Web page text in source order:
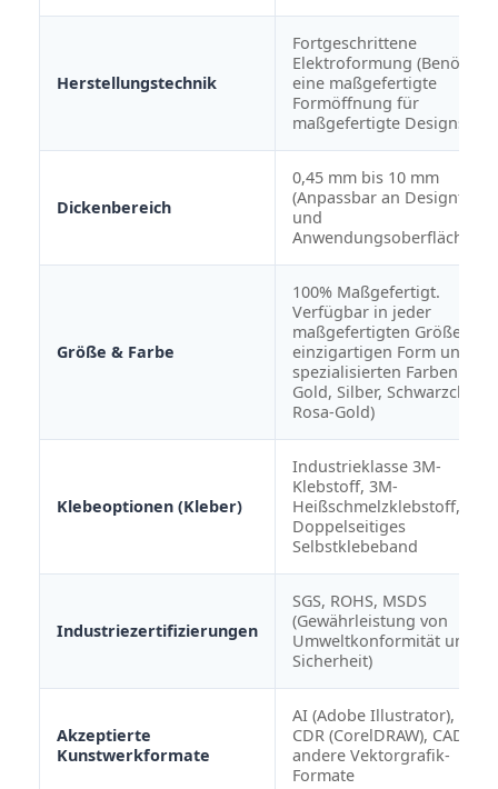
Herstellungstechnik
Fortgeschrittene
Elektroformung (Benötigt
eine maßgefertigte
Formöffnung für
maßgefertigte Designs)
Dickenbereich
0,45 mm bis 10 mm
(Anpassbar an Designtiefe
und
Anwendungsoberfläche)
Größe & Farbe
100% Maßgefertigt.
Verfügbar in jeder
maßgefertigten Größe,
einzigartigen Form und
spezialisierten Farben (z. B.
Gold, Silber,
Rosa-Gold)
Klebeoptionen (Kleber)
Industrieklasse 3M-
Klebstoff, 3M-
Heißschmelzklebstoff,
Doppelseitiges
Selbstklebeband
Industriezertifizierungen
SGS, ROHS, MSDS
(Gewährleistung von
Umweltkonformität und
Sicherheit)
Akzeptierte
Kunstwerkformate
AI (Adobe Illustrator), PDF,
CDR (CorelDRAW), CAD und
andere Vektorgrafik-
Formate